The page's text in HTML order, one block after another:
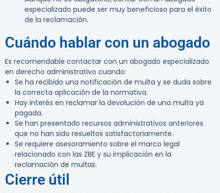
especializado puede ser muy beneficioso para el éxito
de la reclamación.
Cuándo hablar con un abogado
Es recomendable contactar con un abogado especializado
en derecho administrativo cuando:
Se ha recibido una notificación de multa y se duda sobre
la correcta aplicación de la normativa.
Hay interés en reclamar la devolución de una multa ya
pagada.
Se han presentado recursos administrativos anteriores
que no han sido resueltos satisfactoriamente.
Se requiere asesoramiento sobre el marco legal
relacionado con las ZBE y su implicación en la
reclamación de multas.
Cierre útil